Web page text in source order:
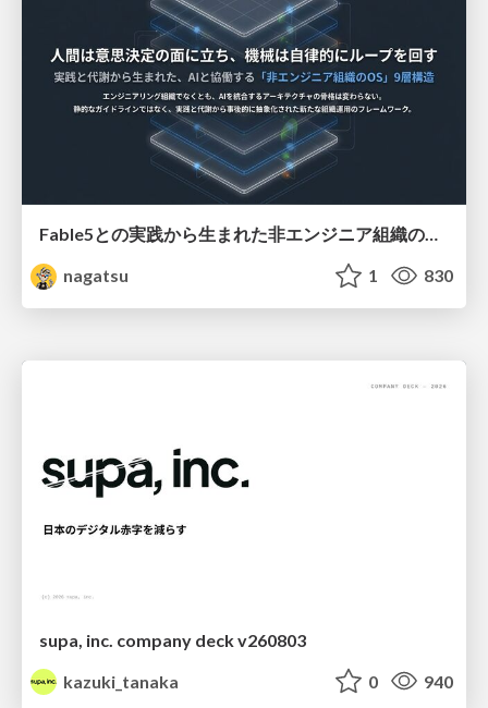
Fable5との実践から生まれた非エンジニア組織のループエンジニアリング
nagatsu
1 830
supa, inc. company deck v260803
kazuki_tanaka
0 940